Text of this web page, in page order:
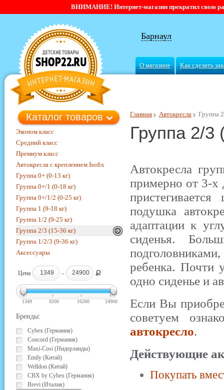
ВНИМАНИЕ! Интернет-магазин прекратил свою
Барнаул
О магазине Как сделать
Главная Автокресла Группа
Группа 2/3
Автокресла
примерно от 3-х
подушка
адаптации к
сиденья.
ребенка. Почти
одно сиденье и
Если Вы
советуем
автокресло.
Действующие
Покупать
Каталог товаров
Эконом класс
Средний класс
Премиум класс
Автокресла с креплением Isofix
Группа 0+ (0-13 кг)
Группа 0+/1 (0-18 кг)
Группа 0+/1/2 (0-25 кг)
Группа 1 (9-18 кг)
Группа 1/2 (9-25 кг)
Группа 2/3 (15-36 кг)
Группа 1/2/3 (9-36 кг)
Аксессуары
Цена - Ք
1349 9200 16260 24900
Бренды:
Cybex (Германия)
Concord (Германия)
Maxi-Cosi (Нидерланды)
Emily (Китай)
Welldon (Китай)
CBX by Cybex (Германия)
Brevi (Италия)